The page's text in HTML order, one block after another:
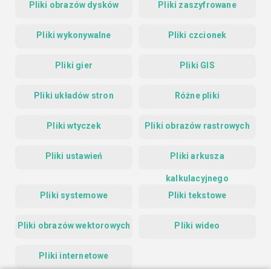
Pliki obrazów dysków Pliki zaszyfrowane
Pliki wykonywalne Pliki czcionek
Pliki gier Pliki GIS
Pliki układów stron Różne pliki
Pliki wtyczek Pliki obrazów rastrowych
Pliki ustawień Pliki arkusza
kalkulacyjnego
Pliki systemowe
Pliki tekstowe
Pliki obrazów wektorowych Pliki wideo
Pliki internetowe